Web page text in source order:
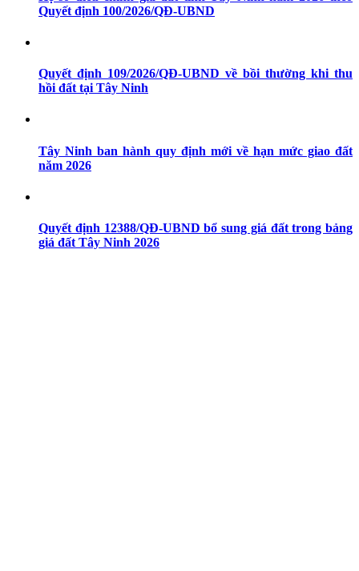
Quyết định 100/2026/QĐ-UBND
Quyết định 109/2026/QĐ-UBND về bồi thường khi thu
hồi đất tại Tây Ninh
Tây Ninh ban hành quy định mới về hạn mức giao đất
năm 2026
Quyết định 12388/QĐ-UBND bổ sung giá đất trong bảng
giá đất Tây Ninh 2026